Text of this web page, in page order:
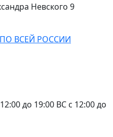
Невского 9
ПО ВСЕЙ РОССИИ
19:00 ㅤㅤㅤㅤㅤㅤㅤㅤㅤㅤㅤㅤㅤㅤㅤㅤㅤㅤㅤㅤㅤㅤㅤㅤㅤВС с 12:00 до